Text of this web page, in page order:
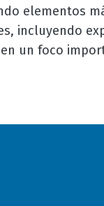
elementos
incluyendo
un foco